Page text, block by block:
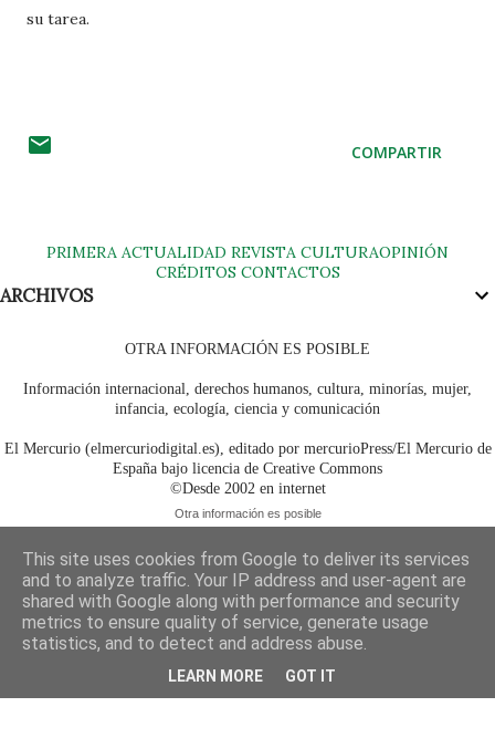
su tarea.
COMPARTIR
PRIMERA ACTUALIDAD REVISTA CULTURAOPINIÓN
CRÉDITOSCONTACTOS
ARCHIVOS
OTRA INFORMACIÓN ES POSIBLE
Información internacional, derechos humanos, cultura, minorías, mujer,
infancia, ecología, ciencia y comunicación
El Mercurio (elmercuriodigital.es), editado por mercurioPress/El Mercurio de
España bajo licencia de Creative Commons
©Desde 2002 en internet
Otra información es posible
This site uses cookies from Google to deliver its services
and to analyze traffic. Your IP address and user-agent are
shared with Google along with performance and security
metrics to ensure quality of service, generate usage
statistics, and to detect and address abuse.
LEARN MORE GOT IT